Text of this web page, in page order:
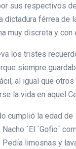
sus respectivos
dictadura férrea
muy discreta y
los tristes
siempre
al igual que
la vida en aquel
cumplió la edad
´El ´Gofio´
limosnas y